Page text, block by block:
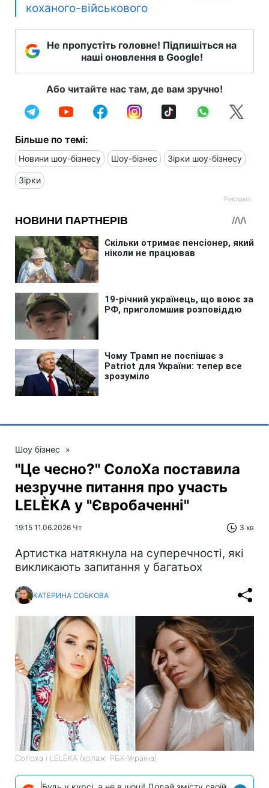
коханого-військового
Не пропустіть головне! Підпишіться на
наші оновлення в Google!
Або читайте нас там, де вам зручно!
Більше по темі:
Новини шоу-бізнесу Шоу-бізнес Зірки шоу-бізнесу
Зірки
Шоу бізнес »
"Це чесно?" СолоХа поставила
незручне питання про участь
LELÈKA у "Євробаченні"
19:15 11.06.2026 Чт 3 хв
Артистка натякнула на суперечності, які
викликають запитання у багатьох
КАТЕРИНА СОБКОВА
Солоха і LELÈKA (колаж: РБК-Україна)